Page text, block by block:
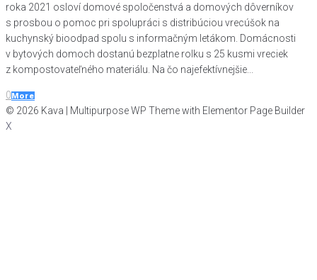
roka 2021 osloví domové spoločenstvá a domových dôverníkov
s prosbou o pomoc pri spolupráci s distribúciou vrecúšok na
kuchynský bioodpad spolu s informačným letákom. Domácnosti
v bytových domoch dostanú bezplatne rolku s 25 kusmi vreciek
z kompostovateľného materiálu. Na čo najefektívnejšie...
0More
© 2026 Kava | Multipurpose WP Theme with Elementor Page Builder
X